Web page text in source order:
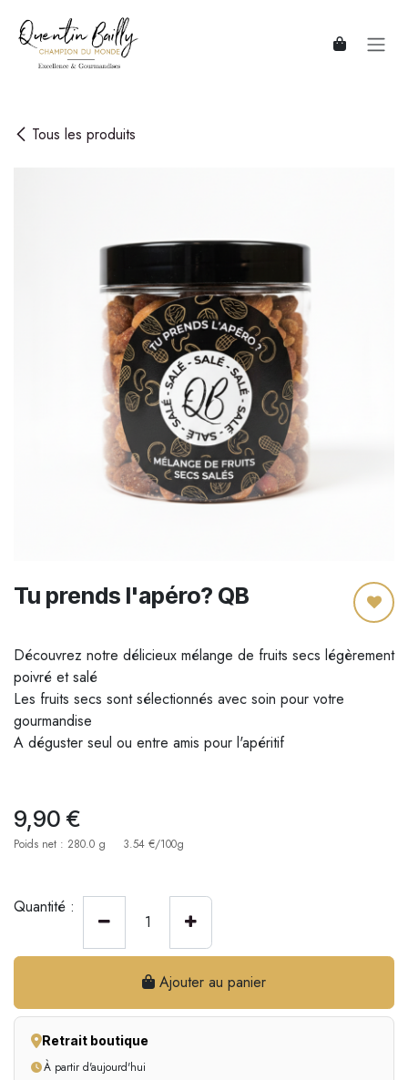
Tous les produits
Tu prends l'apéro? QB
Découvrez notre délicieux mélange de fruits secs légèrement
poivré et salé
Les fruits secs sont sélectionnés avec soin pour votre
gourmandise
A déguster seul ou entre amis pour l'apéritif
9,90 €
Poids net : 280.0 g 3.54 €/100g
Quantité :
Ajouter au panier
Retrait boutique
À partir d'aujourd'hui